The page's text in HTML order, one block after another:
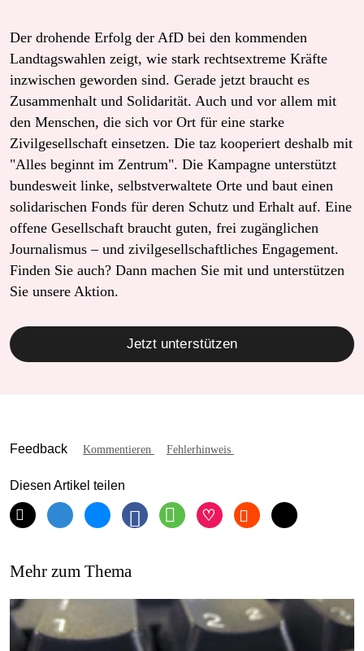
Der drohende Erfolg der AfD bei den kommenden
Landtagswahlen zeigt, wie stark rechtsextreme Kräfte
inzwischen geworden sind. Gerade jetzt braucht es
Zusammenhalt und Solidarität. Auch und vor allem mit
den Menschen, die sich vor Ort für eine starke
Zivilgesellschaft einsetzen. Die taz kooperiert deshalb mit
"Alles beginnt im Zentrum". Die Kampagne unterstützt
bundesweit linke, selbstverwaltete Orte und baut einen
solidarischen Fonds für deren Schutz und Erhalt auf. Eine
offene Gesellschaft braucht guten, frei zugänglichen
Journalismus – und zivilgesellschaftliches Engagement.
Finden Sie auch? Dann machen Sie mit und unterstützen
Sie unsere Aktion.
Jetzt unterstützen
Feedback Kommentieren Fehlerhinweis
Diesen Artikel teilen
Mehr zum Thema